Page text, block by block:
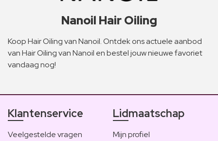
Nanoil Hair Oiling
Koop Hair Oiling van Nanoil. Ontdek ons actuele aanbod
van Hair Oiling van Nanoil en bestel jouw nieuwe favoriet
vandaag nog!
Klantenservice
Veelgestelde vragen
Lidmaatschap
Mijn profiel